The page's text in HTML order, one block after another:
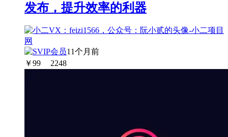
发布，提升效率的利器
11个月前
￥99 2248